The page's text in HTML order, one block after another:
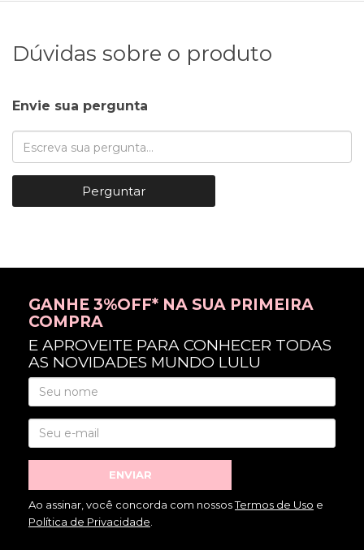
Dúvidas sobre o produto
Envie sua pergunta
Perguntar
GANHE 3%OFF* NA SUA PRIMEIRA
COMPRA
E APROVEITE PARA CONHECER TODAS
AS NOVIDADES MUNDO LULU
ENVIAR
Ao assinar, você concorda com nossosTermos de Uso e
Política de Privacidade